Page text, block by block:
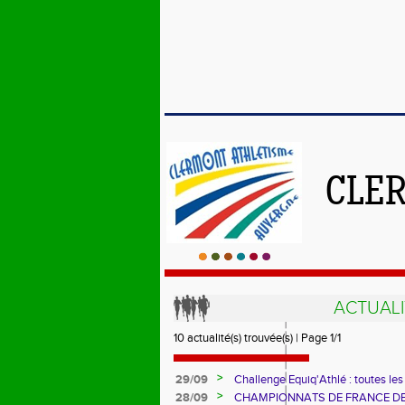
10 actualité(s) trouvée(s) | Page 1/1
29/09 >
Challenge Equiq'Athlé : toutes
28/09
>
CHAMPIONNATS DE FRANCE